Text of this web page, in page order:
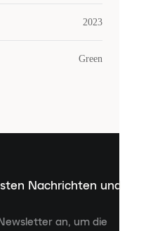
2023
Green
Nachrichten und
an, um die